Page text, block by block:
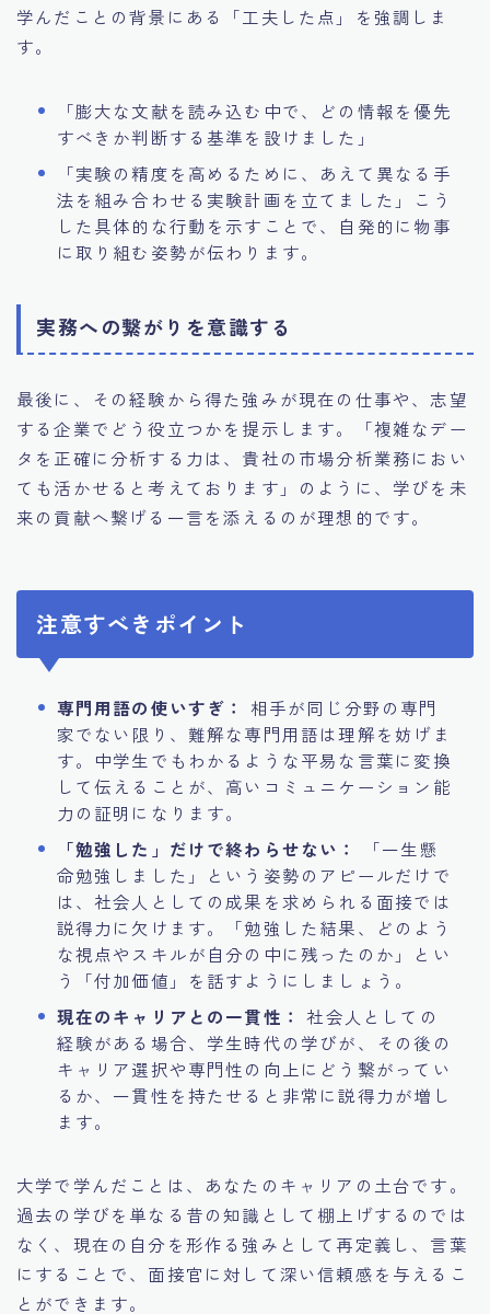
学んだことの背景にある「工夫した点」を強調しま
す。
「膨大な文献を読み込む中で、どの情報を優先
すべきか判断する基準を設けました」
「実験の精度を高めるために、あえて異なる手
法を組み合わせる実験計画を立てました」こう
した具体的な行動を示すことで、自発的に物事
に取り組む姿勢が伝わります。
実務への繋がりを意識する
最後に、その経験から得た強みが現在の仕事や、志望
する企業でどう役立つかを提示します。「複雑なデー
タを正確に分析する力は、貴社の市場分析業務におい
ても活かせると考えております」のように、学びを未
来の貢献へ繋げる一言を添えるのが理想的です。
注意すべきポイント
専門用語の使いすぎ：
相手が同じ分野の専門
家でない限り、難解な専門用語は理解を妨げま
す。中学生でもわかるような平易な言葉に変換
して伝えることが、高いコミュニケーション能
力の証明になります。
「勉強した」だけで終わらせない：
「一生懸
命勉強しました」という姿勢のアピールだけで
は、社会人としての成果を求められる面接では
説得力に欠けます。「勉強した結果、どのよう
な視点やスキルが自分の中に残ったのか」とい
う「付加価値」を話すようにしましょう。
現在のキャリアとの一貫性： 社会人としての
経験がある場合、学生時代の学びが、その後の
キャリア選択や専門性の向上にどう繋がってい
るか、一貫性を持たせると非常に説得力が増し
ます。
大学で学んだことは、あなたのキャリアの土台です。
過去の学びを単なる昔の知識として棚上げするのでは
なく、現在の自分を形作る強みとして再定義し、言葉
にすることで、面接官に対して深い信頼感を与えるこ
とができます。